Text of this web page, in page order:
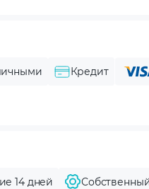
Кредит
14 дней